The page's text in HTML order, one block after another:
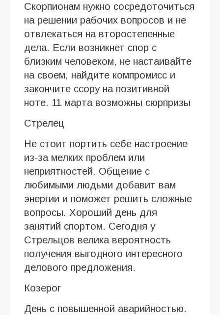
Скорпионам нужно сосредоточиться
на решении рабочих вопросов и не
отвлекаться на второстепенные
дела. Если возникнет спор с
близким человеком, не настаивайте
на своем, найдите компромисс и
закончите ссору на позитивной
ноте. 11 марта возможны сюрпризы
Стрелец
Не стоит портить себе настроение
из-за мелких проблем или
неприятностей. Общение с
любимыми людьми добавит вам
энергии и поможет решить сложные
вопросы. Хороший день для
занятий спортом. Сегодня у
Стрельцов велика вероятность
получения выгодного интересного
делового предложения.
Козерог
День с повышенной аварийностью.